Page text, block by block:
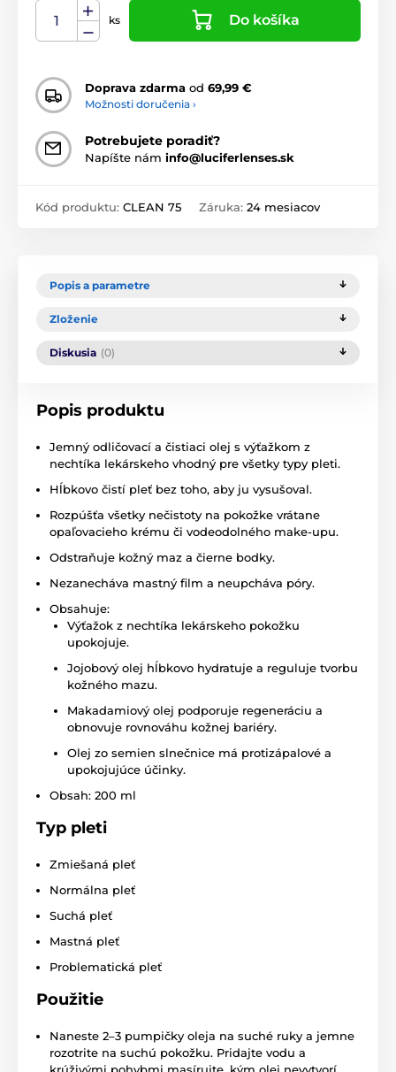
ks Do košíka
Doprava zdarma od 69,99 €
Možnosti doručenia ›
Potrebujete poradiť?
Napíšte nám info@luciferlenses.sk
Kód produktu: CLEAN 75 Záruka: 24 mesiacov
Popis a parametre
Zloženie
Diskusia (0)
Popis produktu
Jemný odličovací a čistiaci olej s výťažkom z
nechtíka lekárskeho vhodný pre všetky typy pleti.
Hĺbkovo čistí pleť bez toho, aby ju vysušoval.
Rozpúšťa všetky nečistoty na pokožke vrátane
opaľovacieho krému či vodeodolného make-upu.
Odstraňuje kožný maz a čierne bodky.
Nezanecháva mastný film a neupcháva póry.
Obsahuje:
Výťažok z nechtíka lekárskeho pokožku
upokojuje.
Jojobový olej hĺbkovo hydratuje a reguluje tvorbu
kožného mazu.
Makadamiový olej podporuje regeneráciu a
obnovuje rovnováhu kožnej bariéry.
Olej zo semien slnečnice má protizápalové a
upokojujúce účinky.
Obsah: 200 ml
Typ pleti
Zmiešaná pleť
Normálna pleť
Suchá pleť
Mastná pleť
Problematická pleť
Použitie
Naneste 2–3 pumpičky oleja na suché ruky a jemne
rozotrite na suchú pokožku. Pridajte vodu a